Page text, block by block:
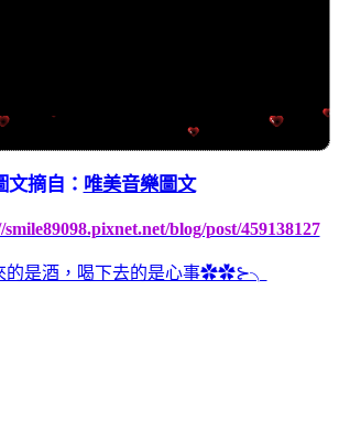
文摘自： 唯美音樂圖文
blog/post/459138127